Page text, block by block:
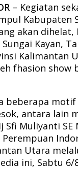
– Kegiatan
Kabupaten
akan
Kayan,
Kalimantan
fhasion show
beberapa motif
antara lain
Sfi Muliyanti
Utara
ini, Sabtu 6/